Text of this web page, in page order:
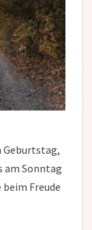
Geburtstag,
am Sonntag
Freude